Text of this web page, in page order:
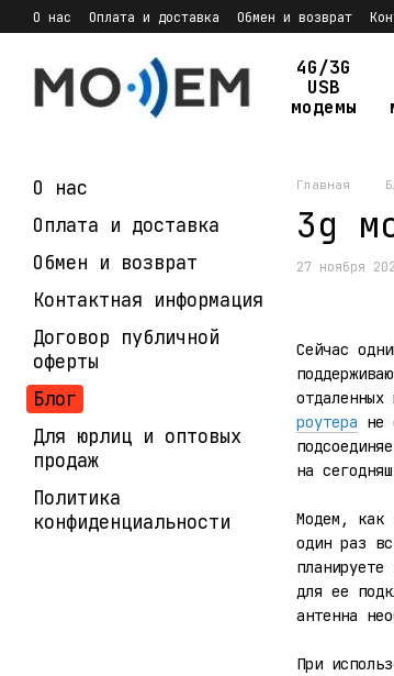
Перейти к основному контенту
О нас Оплата и доставка Обмен и возврат
Политика конфиденциальности
4G/3G
USB
модемы
Главная
3g
27 ноября
Сейчас
роутера не
на
Модем, как
один раз
для ее
антенна
При
О нас
Оплата и доставка
Обмен и возврат
Контактная информация
Договор публичной
оферты
Блог
Для юрлиц и оптовых
продаж
Политика
конфиденциальности